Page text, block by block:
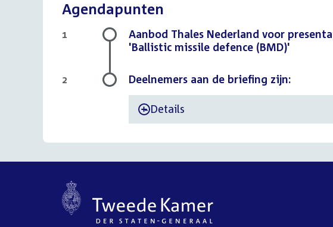
Agendapunten
Aanbod Thales Nederland voor
'Ballistic missile defence (BMD)'
1
Deelnemers aan de briefing zijn:
- Details
2